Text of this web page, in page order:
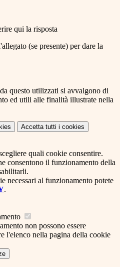
qui la risposta
(se presente) per dare la
questo utilizzati si avvalgono di
ed utili alle finalità illustrate nella
Accetta tutti i cookies
quali cookie consentire.
consentono il funzionamento della
necessari al funzionamento potete
.
non possono essere
l'elenco nella pagina della cookie